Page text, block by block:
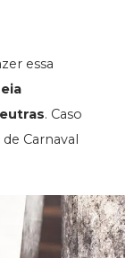
essa
. Caso
Carnaval